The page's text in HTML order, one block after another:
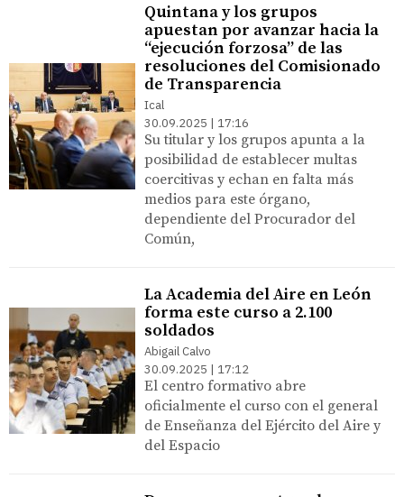
Quintana y los grupos
apuestan por avanzar hacia la
“ejecución forzosa” de las
resoluciones del Comisionado
de Transparencia
Ical
30.09.2025 | 17:16
Su titular y los grupos apunta a la
posibilidad de establecer multas
coercitivas y echan en falta más
medios para este órgano,
dependiente del Procurador del
Común,
La Academia del Aire en León
forma este curso a 2.100
soldados
Abigail Calvo
30.09.2025 | 17:12
El centro formativo abre
oficialmente el curso con el general
de Enseñanza del Ejército del Aire y
del Espacio